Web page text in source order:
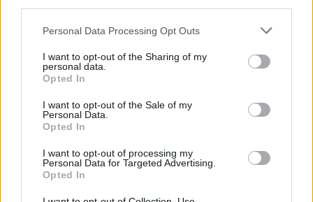
Please note that this website/app uses one or more Google
not limited to your visit or usage behaviour. You may click to
grant or deny consent to Google and its third-party tags to
use your data for below specified purposes in below Google
consent section.
Personal Data Processing Opt Outs
I want to opt-out of the Sharing of my
personal data.
Opted In
I want to opt-out of the Sale of my
Personal Data.
Opted In
I want to opt-out of processing my
Personal Data for Targeted Advertising.
Opted In
Continua a leggere